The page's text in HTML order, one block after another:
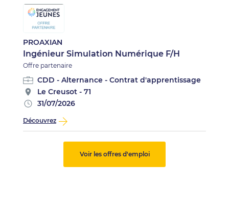
PROAXIAN
Ingénieur Simulation Numérique F/H
Offre partenaire
CDD - Alternance - Contrat d'apprentissage
Le Creusot - 71
31/07/2026
Découvrez
Voir les offres d'emploi